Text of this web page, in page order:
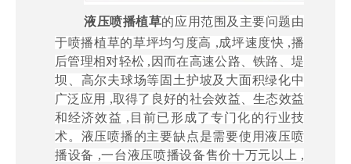
液压喷播植草的应用范围及主要问题由
于喷播植草的草坪均匀度高 ,成坪速度快 ,播
后管理相对轻松 ,因而在高速公路、铁路、堤
坝、高尔夫球场等固土护坡及大面积绿化中
广泛应用 ,取得了良好的社会效益、生态效益
和经济效益 ,目前已形成了专门化的行业技
术。液压喷播的主要缺点是需要使用液压喷
播设备 ,一台液压喷播设备售价十万元以上 ,